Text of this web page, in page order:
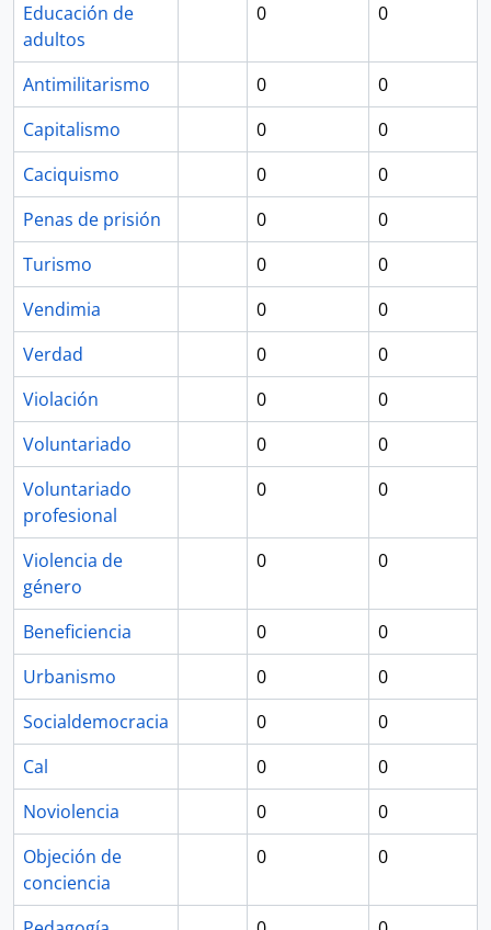
Educación de
adultos
0 0
Antimilitarismo 0
0
Capitalismo
0
0
Caciquismo
0
0
Penas de prisión
0
0
Turismo
0
0
Vendimia
0
0
Verdad
0
0
Violación
0
0
Voluntariado
0
0
Voluntariado
profesional
0 0
Violencia de
género
0 0
Beneficiencia 0
0
Urbanismo
0
0
Socialdemocracia
0
0
Cal
0
0
Noviolencia
0
0
Objeción de
conciencia
0 0